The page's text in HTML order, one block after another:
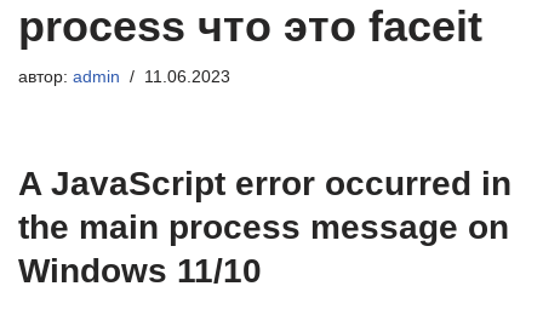
process что это faceit
автор: admin 11.06.2023
A JavaScript error occurred in
the main process message on
Windows 11/10